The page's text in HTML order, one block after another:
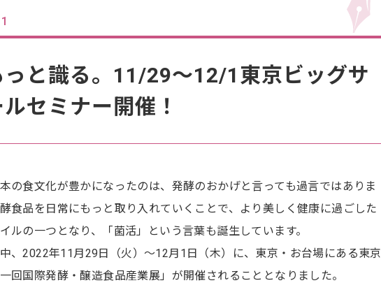
っと識る。11/29〜12/1東京ビッグサ
セミナー開催！
の食文化が豊かになったのは、発酵のおかげと言っても過言ではありま
食品を日常にもっと取り入れていくことで、より美しく健康に過ごした
ルの一つとなり、「菌活」という言葉も誕生しています。
、2022年11月29日（火）〜12月1日（木）に、東京・お台場にある東京
回国際発酵・醸造食品産業展」が開催されることとなりました。